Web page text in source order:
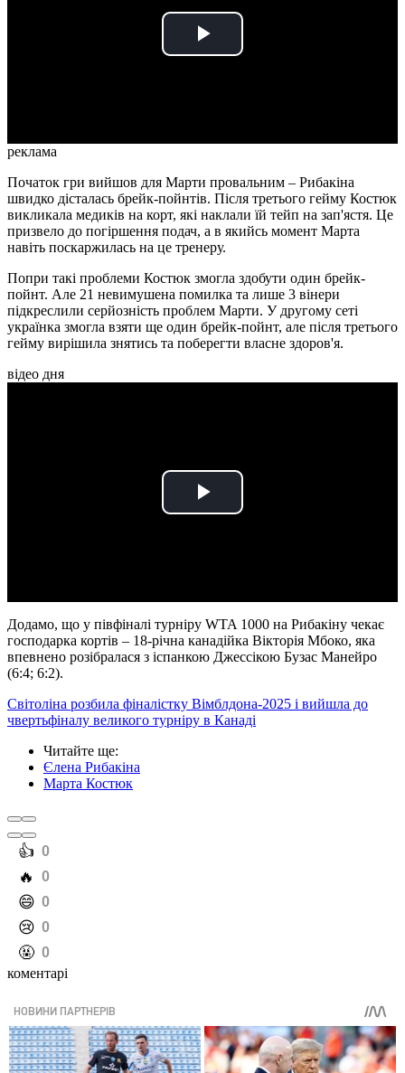
Play
реклама
Початок гри вийшов для Марти провальним – Рибакіна
швидко дісталась брейк-пойнтів. Після третього гейму Костюк
викликала медиків на корт, які наклали їй тейп на зап'ястя. Це
призвело до погіршення подач, а в якийсь момент Марта
навіть поскаржилась на це тренеру.
Попри такі проблеми Костюк змогла здобути один брейк-
пойнт. Але 21 невимушена помилка та лише 3 вінери
підкреслили серйозність проблем Марти. У другому сеті
українка змогла взяти ще один брейк-пойнт, але після третього
гейму вирішила знятись та поберегти власне здоров'я.
відео дня
Play
Додамо, що у півфіналі турніру WTA 1000 на Рибакіну чекає
господарка кортів – 18-річна канадійка Вікторія Мбоко, яка
впевнено розібралася з іспанкою Джессікою Бузас Манейро
(6:4; 6:2).
Світоліна розбила фіналістку Вімблдона-2025 і вийшла до
чвертьфіналу великого турніру в Канаді
Читайте ще:
Єлена Рибакіна
Марта Костюк
️👍 0
️🔥 0
️😄 0
️😢 0
️🤬 0
коментарі